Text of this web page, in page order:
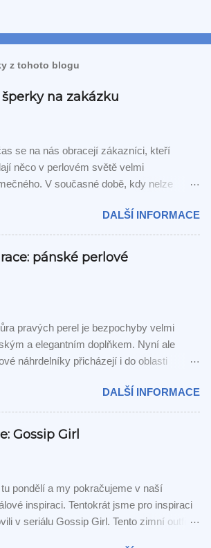
z tohoto blogu
na zakázku
se na nás obracejí zákazníci, kteří
něco v perlovém světě velmi
V současné době, kdy nelze
s dodavateli na druhé straně zeměkoule
a výběr probíhá výhradně přes fotografie.
více nás těší, když dokážeme vyhovět i
přání. Z původního zadání "šňůra
a výsledek můžete posoudit na
Už jsem se zákaznice ptala, jestli
si náhrdelník nemohla nechat pro sebe -
DALŠÍ INFORMACE
pánské perlové
pravých perel je bezpochyby velmi
a elegantním doplňkem. Nyní ale
náhrdelníky přicházejí i do oblasti
vidět pouze na módních molech. S
perlovými šperky přišla poprvé
módní značka Comme des Garçons,
ve spolupráci s legendární šperkařskou
Mikimoto vytvořila kolekci sedmi
se mnoho amerických herců, zpěváků a
na slavnostní akce ozdobili právě
šperky. Jak se tento nový pánský
DALŠÍ INFORMACE
Gossip Girl
pondělí a my pokračujeme v naší
inspiraci. Tentokrát jsme pro inspiraci
v seriálu Gossip Girl. Tento zimní outfit